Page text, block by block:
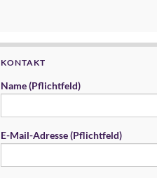
KONTAKT
Name (Pflichtfeld)
E-Mail-Adresse (Pflichtfeld)